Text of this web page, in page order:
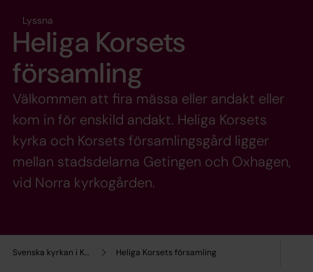
Svenska kyrkan i Kalmar Heliga Korsets församling
Lyssna
Heliga Korsets
församling
Välkommen att fira mässa eller andakt eller
kom in för enskild andakt. Heliga Korsets
kyrka och Korsets församlingsgård ligger
mellan stadsdelarna Getingen och Oxhagen,
vid Norra kyrkogården.